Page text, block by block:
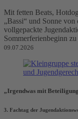
Mit fetten Beats,
„Bassi“ und Sonne
vollgepackte
Sommerferienbeginn zu
09.07.2026
„Irgendwas mit
3. Fachtag der